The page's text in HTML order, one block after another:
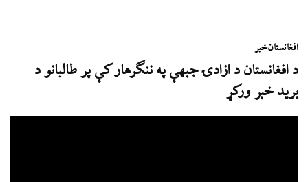
افغانستانخبر
د افغانستان د ازادۍ جبهې په ننګرهار کې پر طالبانو د
برید خبر ورکړ